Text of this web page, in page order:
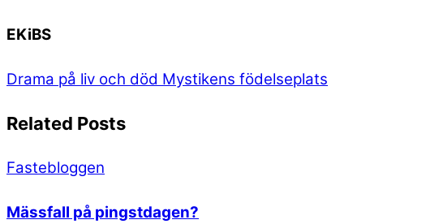
EKiBS
Drama på liv och död Mystikens födelseplats
Related Posts
Fastebloggen
Mässfall på pingstdagen?